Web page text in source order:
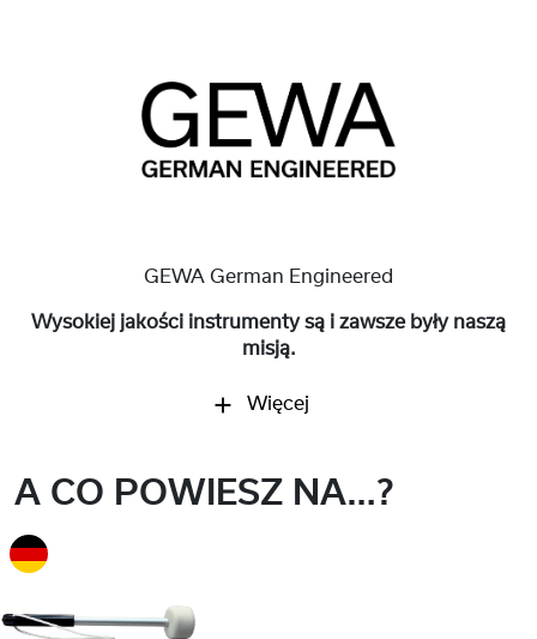
GEWA German Engineered
Wysokiej jakości instrumenty są i zawsze były naszą
misją.
Więcej
A CO POWIESZ NA…?